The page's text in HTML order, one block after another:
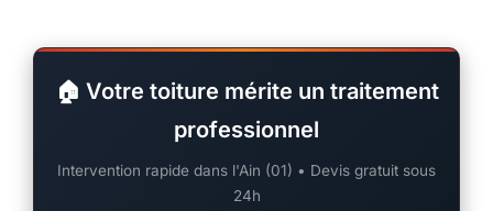
🏠 Votre toiture mérite un traitement
professionnel
Intervention rapide dans l'Ain (01) • Devis gratuit sous
24h